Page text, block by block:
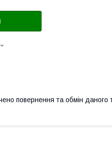
повернення та обмін даного